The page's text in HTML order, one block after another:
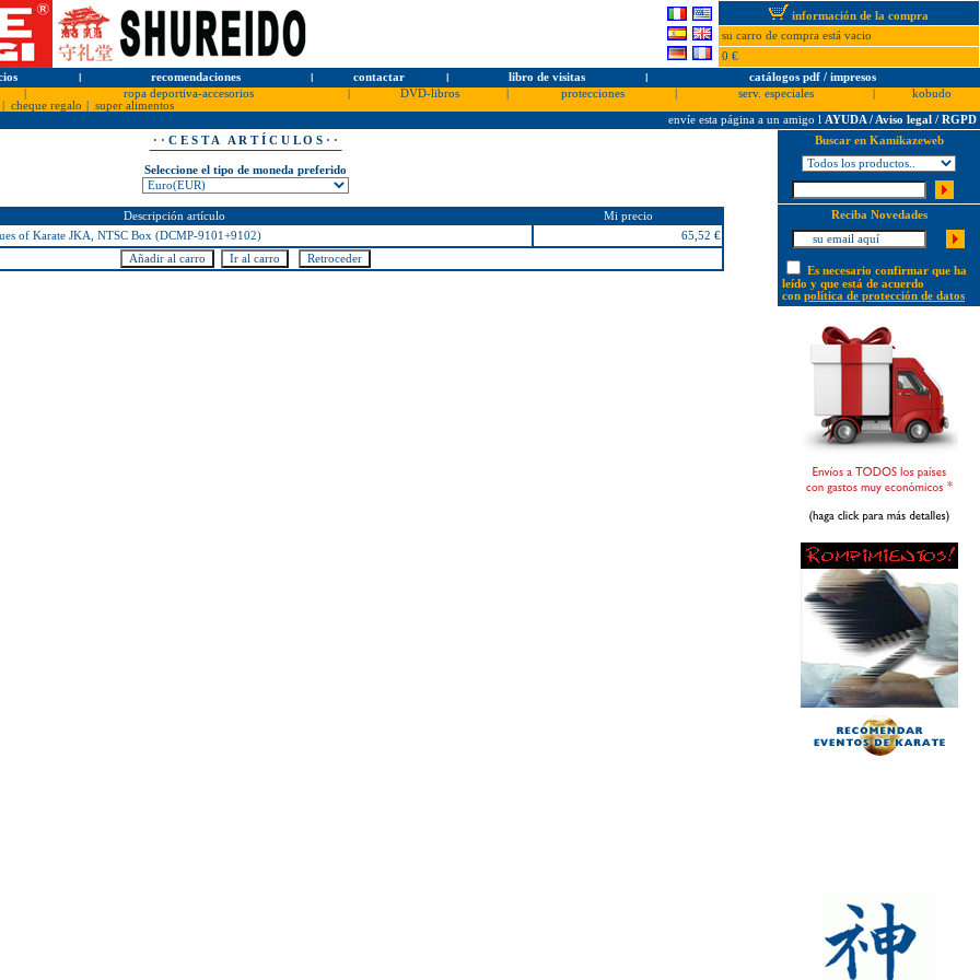
información de la compra
su carro de compra está vacio
0 €
l recomendaciones l contactar l libro de visitas l
catálogos pdf / impresos
ropa deportiva-accesorios DVD-libros protecciones serv. especiales
kobudo
cheque regalo
super alimentos
envíe esta página a un amigo l AYUDA / Aviso legal / RGPD
· · C E S T A A R T Í C U L O S · ·
Seleccione el tipo de moneda preferido
Descripción artículo
Mi precio
of Karate JKA, NTSC Box (DCMP-9101+9102)
65,52 €
Buscar en Kamikazeweb
Reciba Novedades
Es necesario confirmar que ha
leído y que está de acuerdo
con política de protección de datos